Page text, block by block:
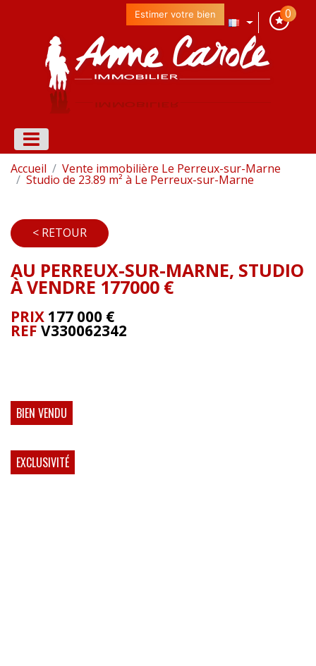
0
Estimer votre bien
Accueil Vente immobilière Le Perreux-sur-Marne
Studio de 23.89 m² à Le Perreux-sur-Marne
< RETOUR
AU PERREUX-SUR-MARNE, STUDIO
À VENDRE 177000 €
PRIX 177 000 €
REF V330062342
BIEN VENDU
EXCLUSIVITÉ